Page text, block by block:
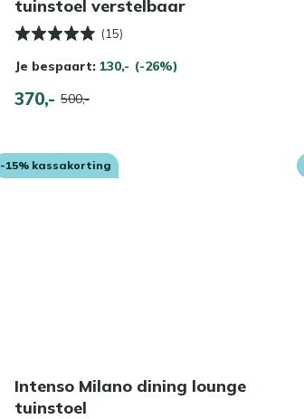
tuinstoel verstelbaar
(15)
Je bespaart: 130,- (-26%)
370,- 500,-
-15% kassakorting
Intenso Milano dining lounge
tuinstoel